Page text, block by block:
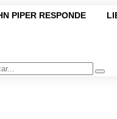
PIPER RESPONDE